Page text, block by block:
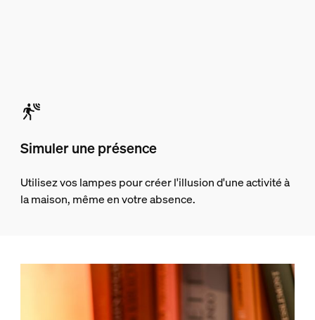
Simuler une présence
Utilisez vos lampes pour créer l'illusion d'une activité à
la maison, même en votre absence.